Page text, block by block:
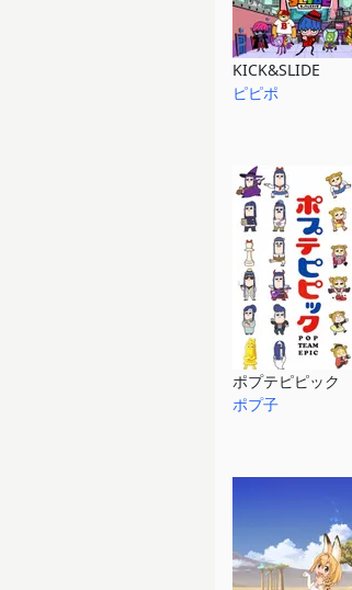
KICK&SLIDE
ピピポ
ポプテピピック
ポプ子